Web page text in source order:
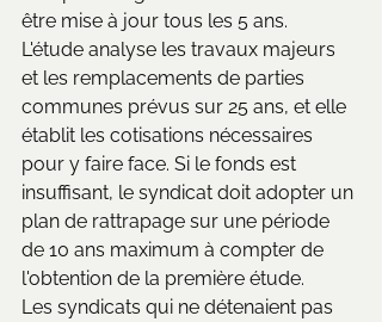
être mise à jour tous les 5 ans.
L'étude analyse les travaux majeurs
et les remplacements de parties
communes prévus sur 25 ans, et elle
établit les cotisations nécessaires
pour y faire face. Si le fonds est
insuffisant, le syndicat doit adopter un
plan de rattrapage sur une période
de 10 ans maximum à compter de
l'obtention de la première étude.
Les syndicats qui ne détenaient pas